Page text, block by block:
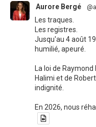
Aurore Bergé
Les traques.
Les registres.
Jusqu'au 4 août
humilié, apeuré.
La loi de
Halimi et de
indignité.
En 2026, nous